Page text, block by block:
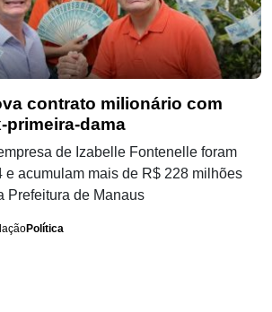
contrato milionário com
primeira-dama⁩
de Izabelle Fontenelle foram
e acumulam mais de R$ 228 milhões
Prefeitura de Manaus
Política